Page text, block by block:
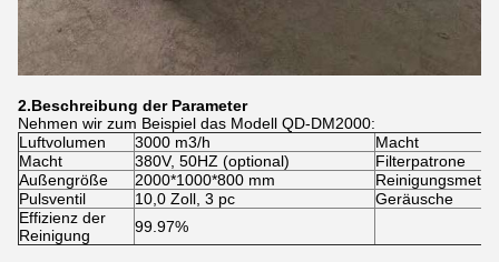
2.Beschreibung der Parameter
Nehmen wir zum Beispiel das Modell QD-DM2000:
Luftvolumen
3000 m3/h
Macht
Macht
380V, 50HZ (optional)
Filterpatrone
Außengröße
2000*1000*800 mm
Pulsventil
10,0 Zoll, 3 pc
Geräusche
Effizienz der
Reinigung
99.97%